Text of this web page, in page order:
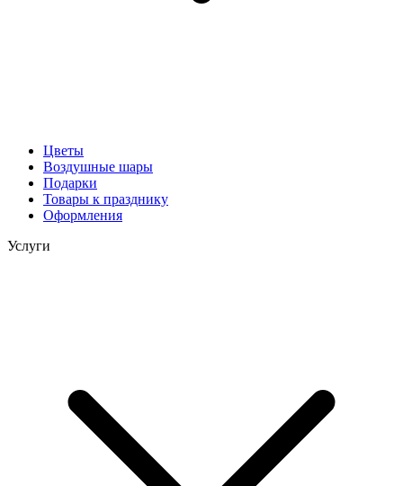
Цветы
Воздушные шары
Подарки
Товары к празднику
Оформления
Услуги